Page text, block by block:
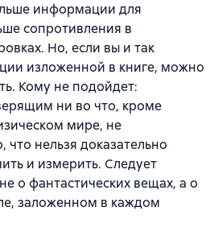
информации для
сопротивления в
Но, если вы и так
изложенной в книге, можно
Кому не подойдет:
ни во что, кроме
мире, не
нельзя доказательно
и измерить. Следует
о фантастических вещах, а о
заложенном в каждом